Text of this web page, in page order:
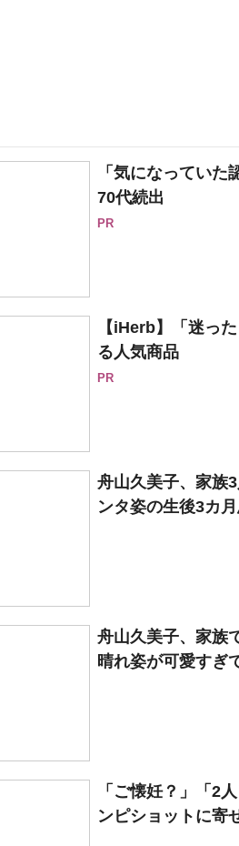
「気になってい
70代続出
PR
【iHerb】「迷っ
る人気商品
PR
舟山久美子、家族
ンタ姿の生後3カ
舟山久美子、家族
晴れ姿が可愛すぎ
「ご懐妊？」「2
ンピショットに寄